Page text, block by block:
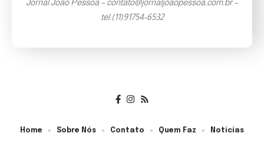
Jornal João Pessoa –contato@jornaljoaopessoa.com.br–
tel.(11)91754-6532
Home Sobre Nós Contato Quem Faz Noticias